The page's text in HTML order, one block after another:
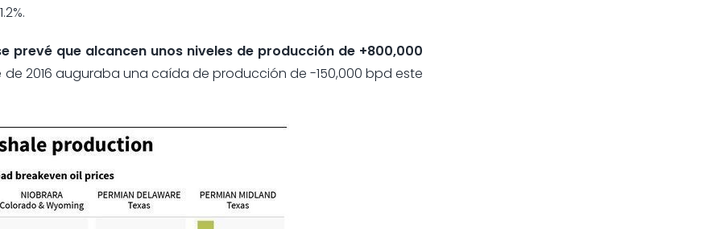
prevé que alcancen unos niveles de producción de +800,000
de 2016 auguraba una caída de producción de -150,000 bpd este